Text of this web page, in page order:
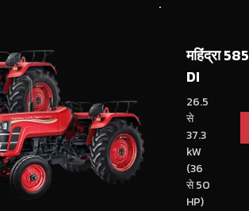
महिंद्रा 585
DI
26.5
से
37.3
kW
(36
से 50
HP)